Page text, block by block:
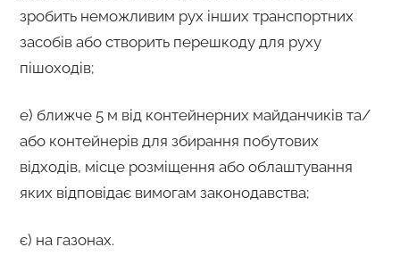
зробить неможливим рух інших транспортних
засобів або створить перешкоду для руху
пішоходів;
е) ближче 5 м від контейнерних майданчиків та/
або контейнерів для збирання побутових
відходів, місце розміщення або облаштування
яких відповідає вимогам законодавства;
є) на газонах.